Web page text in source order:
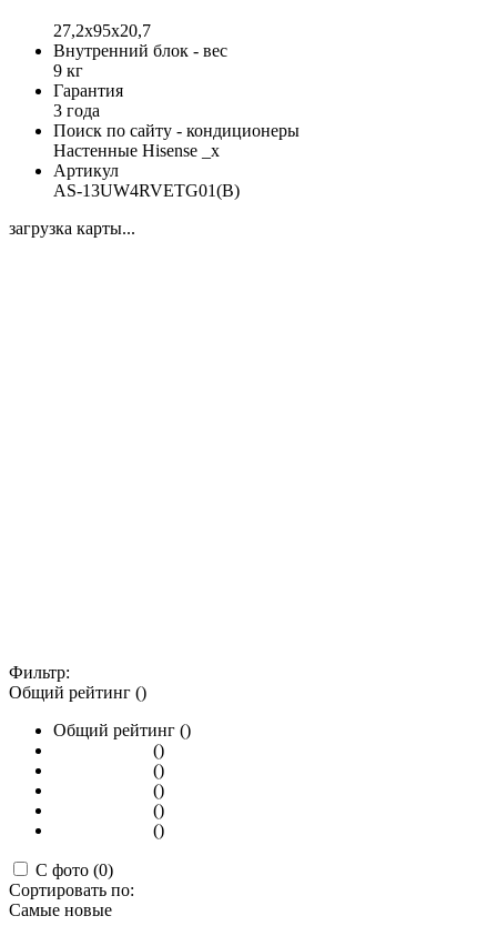
27,2х95х20,7
Внутренний блок - вес
9 кг
Гарантия
3 года
Поиск по сайту - кондиционеры
Настенные Hisense _x
Артикул
AS-13UW4RVETG01(B)
загрузка карты...
Фильтр:
Общий рейтинг ()
Общий рейтинг ()
()
()
()
()
()
С фото (0)
Сортировать по:
Самые новые